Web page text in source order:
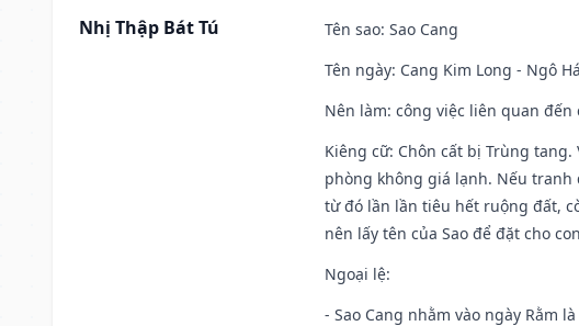
Nhị Thập Bát Tú Tên sao: Sao Cang
Tên ngày: Cang Kim Long - Ngô
Nên làm: công việc liên quan đến
Kiêng cữ: Chôn cất bị Trùng
phòng không giá lạnh. Nếu tranh
từ đó lần lần tiêu hết ruộng đất,
nên lấy tên của Sao để đặt cho
Ngoại lệ:
- Sao Cang nhằm vào ngày Rằm là